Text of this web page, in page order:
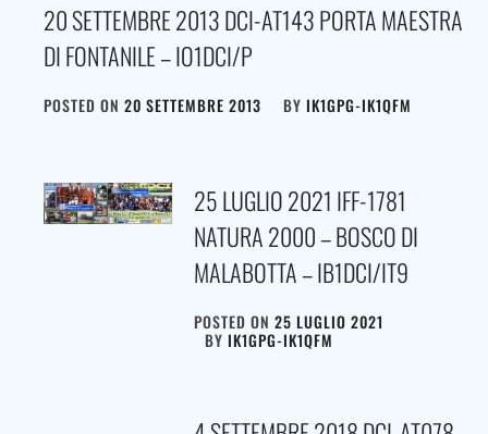
20 SETTEMBRE 2013 DCI-AT143 PORTA MAESTRA
DI FONTANILE – IO1DCI/P
POSTED ON 20 SETTEMBRE 2013 BY IK1GPG-IK1QFM
25 LUGLIO 2021 IFF-1781
NATURA 2000 – BOSCO DI
MALABOTTA – IB1DCI/IT9
POSTED ON 25 LUGLIO 2021
BY IK1GPG-IK1QFM